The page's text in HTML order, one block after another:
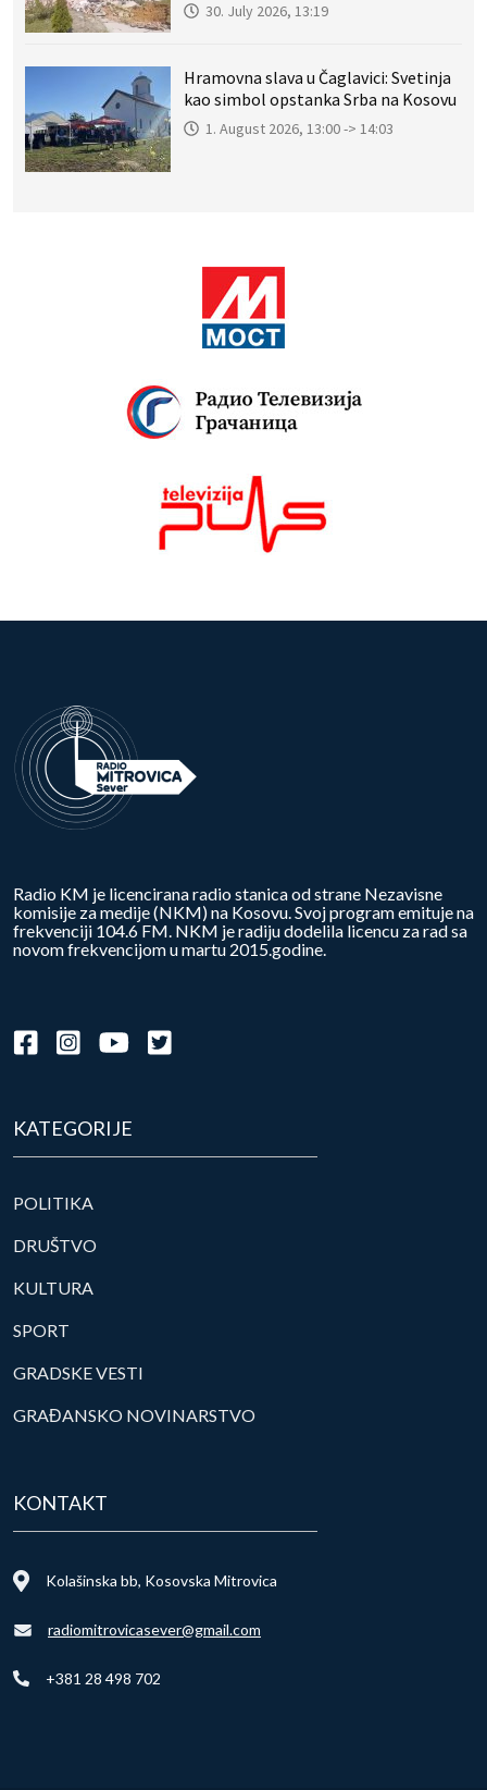
30. July 2026, 13:19
Hramovna slava u Čaglavici: Svetinja
kao simbol opstanka Srba na Kosovu
1. August 2026, 13:00 -> 14:03
Radio KM je licencirana radio stanica od strane Nezavisne
komisije za medije (NKM) na Kosovu. Svoj program emituje na
frekvenciji 104.6 FM. NKM je radiju dodelila licencu za rad sa
novom frekvencijom u martu 2015.godine.
KATEGORIJE
POLITIKA
DRUŠTVO
KULTURA
SPORT
GRADSKE VESTI
GRAĐANSKO NOVINARSTVO
KONTAKT
Kolašinska bb, Kosovska Mitrovica
radiomitrovicasever@gmail.com
+381 28 498 702